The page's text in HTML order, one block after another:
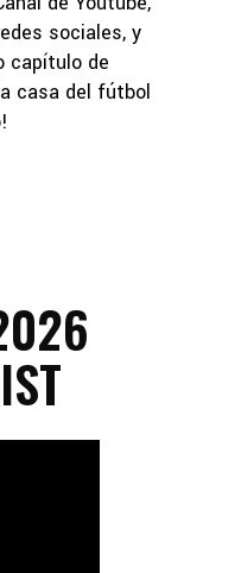
sociales, y
capítulo de
casa del fútbol